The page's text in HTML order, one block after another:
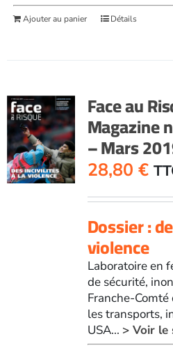
Ajouter au panier Détails
Face au
Magazine
– Mars
28,80 €
Dossier :
violence
Laboratoire en
de sécurité,
Franche-
les transports,
USA... > Voir le